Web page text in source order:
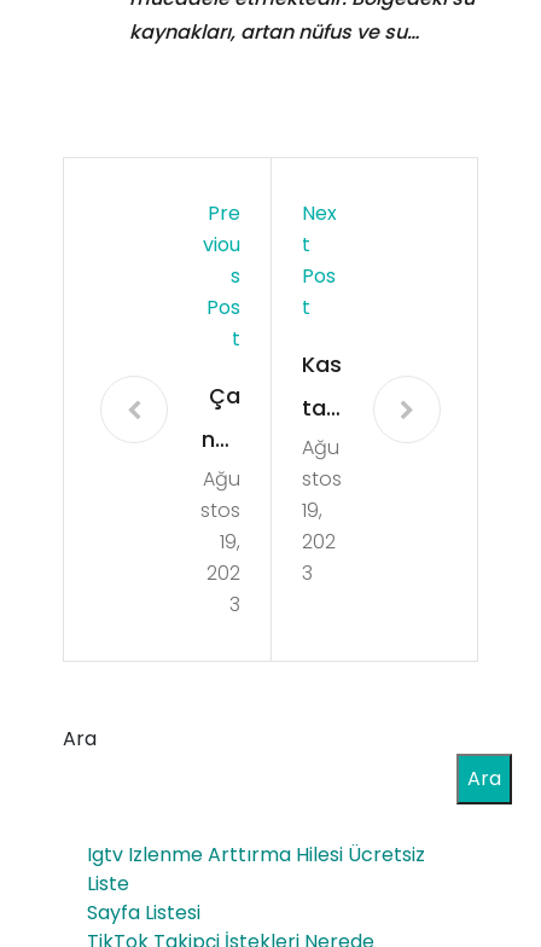
kaynakları, artan nüfus ve su…
Pre
Viou
S
Pos
T
Ça
nkır
ı
Bay
ra
mö
ren
Ağu
stos
19,
202
3
Nex
T
Pos
T
Kas
ta
mo
nu
Boz
kur
Çiç
Ağu
stos
19,
202
3
Ara
Ara
Igtv Izlenme Arttırma Hilesi Ücretsiz
Liste
Sayfa Listesi